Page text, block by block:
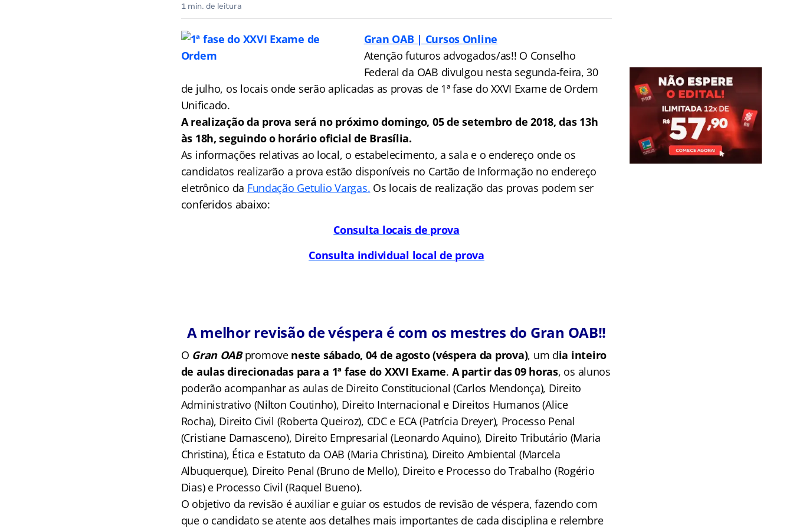
1 min. de leitura
Gran OAB | Cursos Online
Atenção futuros advogados/as!! O Conselho
Federal da OAB divulgou nesta segunda-feira, 30
de julho, os locais onde serão aplicadas as provas de 1ª fase do XXVI Exame de Ordem
Unificado.
A realização da prova será no próximo domingo, 05 de setembro de 2018, das 13h
às 18h, seguindo o horário oficial de Brasília.
As informações relativas ao local, o estabelecimento, a sala e o endereço onde os
candidatos realizarão a prova estão disponíveis no Cartão de Informação no endereço
eletrônico da Fundação Getulio Vargas. Os locais de realização das provas podem ser
conferidos abaixo:
Consulta locais de prova
Consulta individual local de prova
A melhor revisão de véspera é com os mestres do Gran OAB!!
O Gran OAB promove neste sábado, 04 de agosto (véspera da prova), um dia inteiro
de aulas direcionadas para a 1ª fase do XXVI Exame. A partir das 09 horas, os alunos
poderão acompanhar as aulas de Direito Constitucional (Carlos Mendonça), Direito
Administrativo (Nilton Coutinho), Direito Internacional e Direitos Humanos (Alice
Rocha), Direito Civil (Roberta Queiroz), CDC e ECA (Patrícia Dreyer), Processo Penal
(Cristiane Damasceno), Direito Empresarial (Leonardo Aquino), Direito Tributário (Maria
Christina), Ética e Estatuto da OAB (Maria Christina), Direito Ambiental (Marcela
Albuquerque), Direito Penal (Bruno de Mello), Direito e Processo do Trabalho (Rogério
Dias) e Processo Civil (Raquel Bueno).
O objetivo da revisão é auxiliar e guiar os estudos de revisão de véspera, fazendo com
que o candidato se atente aos detalhes mais importantes de cada disciplina e relembre